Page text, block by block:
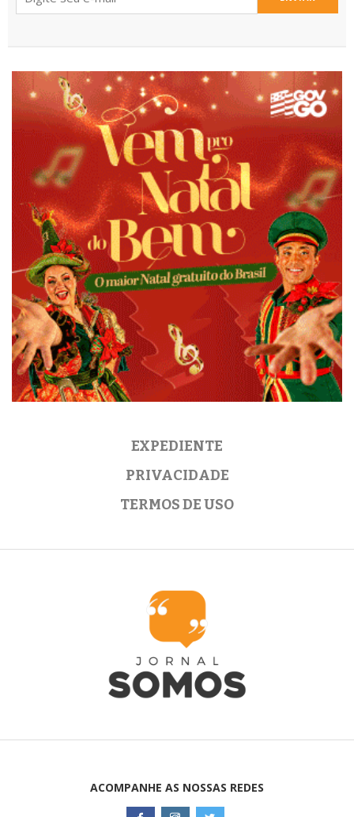
EXPEDIENTE
PRIVACIDADE
TERMOS DE USO
ACOMPANHE AS NOSSAS REDES